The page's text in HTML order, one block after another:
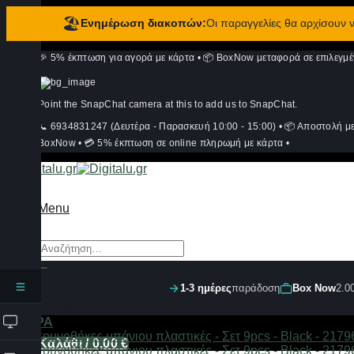
🏖️Ενημέρωση διακοπών:Οι παραγγελίες θα αρχίσουν
περιεχόμενο
🎉 5% έκπτωση για αγορά με κάρτα • 📦 BoxNow μεταφορά σε
Point the SnapChat camera at this to add us to SnapChat.
📞 6934831247 (Δευτέρα - Παρασκευή 10:00 - 15:00) • 📦 Αποστολή
BoxNow • 💳 5% έκπτωση σε online πληρωμή με κάρτα •
Menu
Αναζήτηση
για:
Σύνδεση
Καλάθι / 0,00€
1-3 ημέρεςπαράδοση Box Now
ΦΙΛΤΡΑ